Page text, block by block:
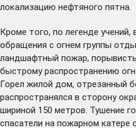
локализацию нефтяного пятна.
Кроме того, по легенде учений,
обращения с огнем группы
ландшафтный пожар,
быстрому распространению
Горел жилой дом, отрезанный
распространялся в сторону
шириной 150 метров. Тушение
спасатели на пожарном